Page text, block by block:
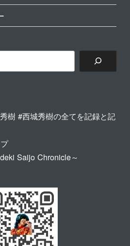
樹 #西城秀樹の全てを記録と記
Saijo Chronicle～